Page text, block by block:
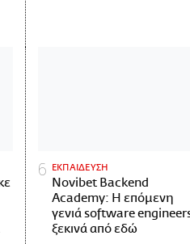
ΕΚΠΑΙΔΕΥΣΗ
Novibet Backend
Academy: Η επόμενη
γενιά software
ξεκινά από εδώ